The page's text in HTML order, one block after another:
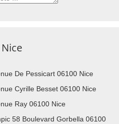
De Pessicart 06100 Nice
Cyrille Besset 06100 Nice
Ray 06100 Nice
58 Boulevard Gorbella 06100